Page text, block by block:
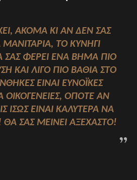
ΑΚΌΜΑ ΚΙ ΑΝ ΔΕΝ ΣΑΣ
ΤΟ ΚΥΝΉΓΙ
ΣΑΣ ΦΈΡΕΙ ΈΝΑ ΒΉΜΑ ΠΙΟ
ΚΑΙ ΛΊΓΟ ΠΙΟ ΒΑΘΙΆ ΣΤΟ
ΕΊΝΑΙ ΕΥΝΟΪΚΈΣ
ΟΙΚΟΓΈΝΕΙΕΣ, ΟΠΌΤΕ ΑΝ
ΊΣΩΣ ΕΊΝΑΙ ΚΑΛΎΤΕΡΑ ΝΑ
ΣΑΣ ΜΕΊΝΕΙ ΑΞΈΧΑΣΤΟ!